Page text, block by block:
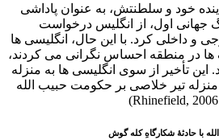
خود و سلطنتش، به عنوان پاداشی
اول، از انگلیس درخواست
و داخلی کرد. با این حال، انگلیسی ها
ها در منطقه احساس نگرانی می کردند،
این تأخیر از سوی انگلیسی ها به منزله
تیر خلاصی بر حکومت حبیب الله
با حادثۀ شکارگاهِ کله گوش